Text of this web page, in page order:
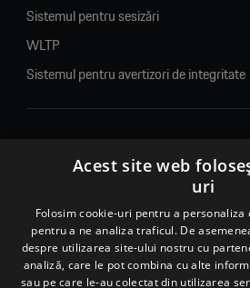
Sistemul pentru sesizări
WLTP
Sistemul pentru avertizori de integritate
© 2026. Porsche Inter Auto Romania. Toate
Porsche Inter Auto Romania SRL
RO22188461 J2007002067233
B-dul Pipera, nr. 2, Sala 1, Etaj 2,
social
B-dul Pipera, nr. 1/X, Centrul Porsche
Acest site web
uri
Folosim cookie-uri pentru a
pentru a ne analiza traficul. De
despre utilizarea site-ului nostru cu
analiză, care le pot combina cu alte
sau pe care le-au colectat din utilizarea